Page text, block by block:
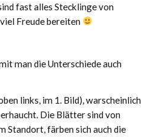
fast alles Stecklinge von
Freude bereiten
man die Unterschiede auch
links, im 1. Bild), warscheinlich
Die Blätter sind von
Standort, färben sich auch die